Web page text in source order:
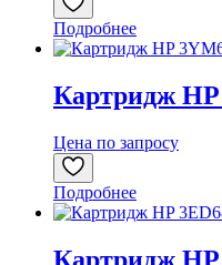
Подробнее
Картридж
Цена по запросу
Подробнее